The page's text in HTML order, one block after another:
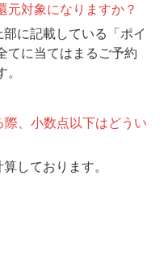
元対象になりますか？
に記載している「ポイ
てに当てはまるご予約
、小数点以下はどうい
しております。